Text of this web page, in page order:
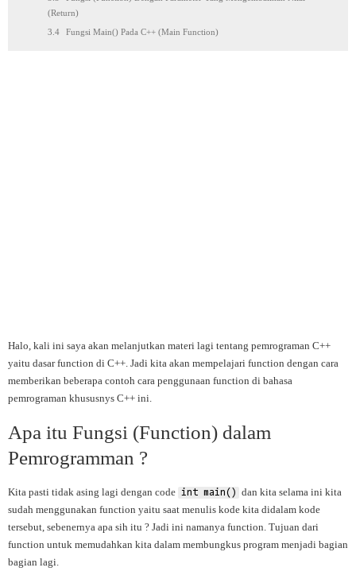
(return)
Fungsi Main() Pada C++ (Main Function)
Halo, kali ini saya akan melanjutkan materi lagi tentang pemrograman C++
yaitu dasar function di C++. Jadi kita akan mempelajari function dengan cara
memberikan beberapa contoh cara penggunaan function di bahasa
pemrograman khususnys C++ ini.
Apa itu Fungsi (Function) dalam
Pemrogramman ?
Kita pasti tidak asing lagi dengan code int main()
dan kita selama ini kita
sudah menggunakan function yaitu saat menulis kode kita didalam kode
tersebut, sebenernya apa sih itu ? Jadi ini namanya function. Tujuan dari
function untuk memudahkan kita dalam membungkus program menjadi bagian
bagian lagi.